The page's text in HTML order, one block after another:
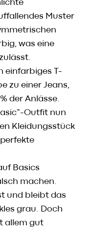
Muster
was eine
einfarbiges T-
zu einer Jeans,
der Anlässe.
Outfit nun
Kleidungsstück
Basics
machen.
und bleibt das
grau. Doch
allem gut